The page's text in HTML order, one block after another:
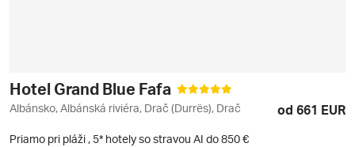
Hotel Grand Blue Fafa
Albánsko, Albánská riviéra, Drač (Durrës), Drač od 661 EUR
Priamo pri pláži , 5* hotely so stravou AI do 850 €